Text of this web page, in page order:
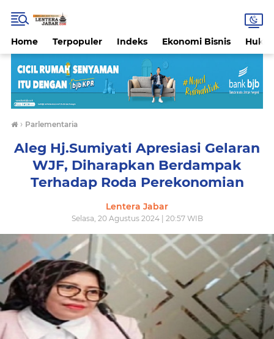
Home Terpopuler Indeks Ekonomi Bisnis
› Parlementaria
Aleg Hj.Sumiyati Apresiasi Gelaran
WJF, Diharapkan Berdampak
Terhadap Roda Perekonomian
Lentera Jabar
Selasa, 20 Agustus 2024 | 20:57 WIB